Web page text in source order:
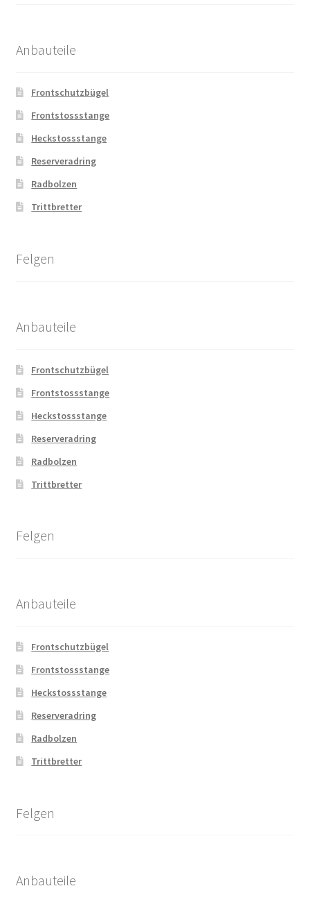
Anbauteile
Frontschutzbügel
Frontstossstange
Heckstossstange
Reserveradring
Radbolzen
Trittbretter
Felgen
Anbauteile
Frontschutzbügel
Frontstossstange
Heckstossstange
Reserveradring
Radbolzen
Trittbretter
Felgen
Anbauteile
Frontschutzbügel
Frontstossstange
Heckstossstange
Reserveradring
Radbolzen
Trittbretter
Felgen
Anbauteile